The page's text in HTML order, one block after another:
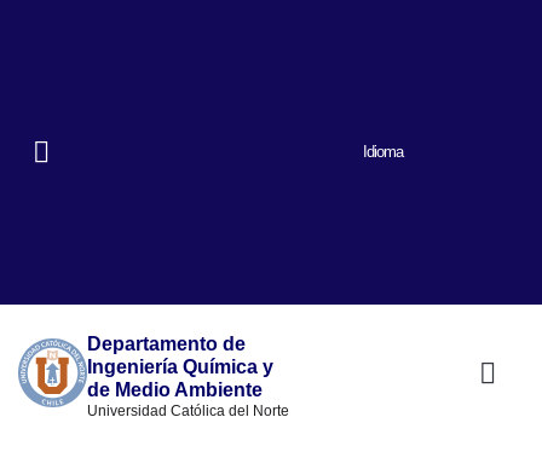
Idioma
Departamento de
Ingeniería Química y
de Medio Ambiente
Universidad Católica del Norte